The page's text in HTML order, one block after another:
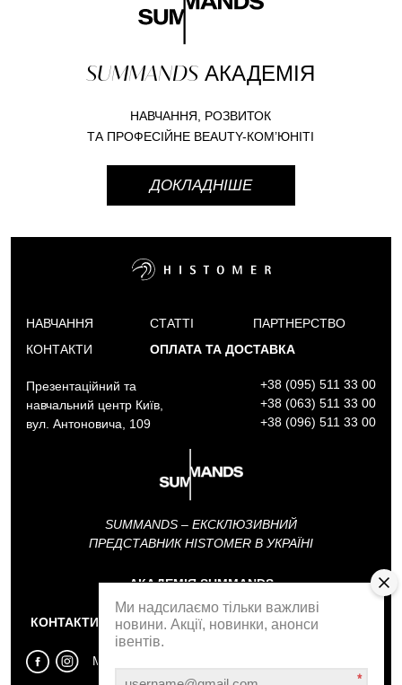
SUMMANDS АКАДЕМІЯ
НАВЧАННЯ, РОЗВИТОК
ТА ПРОФЕСІЙНЕ BEAUTY-КОМ’ЮНІТІ
ДОКЛАДНІШЕ
НАВЧАННЯ
КОНТАКТИ
СТАТТІ
ПАРТНЕРСТВО
ОПЛАТА ТА ДОСТАВКА
Презентаційний та
навчальний центр Київ,
вул. Антоновича, 109
+38 (095) 511 33 00
+38 (063) 511 33 00
+38 (096) 511 33 00
SUMMANDS – ЕКСКЛЮЗИВНИЙ
ПРЕДСТАВНИК HISTOMER В УКРАЇНІ
АКАДЕМІЯ SUMMANDS
КОНТАКТИ ЗВОРОТНІЙ ДЗВІНОК
МИ У СОЦМЕРЕЖАХ
Ми надсилаємо тільки важливі
новини. Акції, новинки, анонси
івентів.
*